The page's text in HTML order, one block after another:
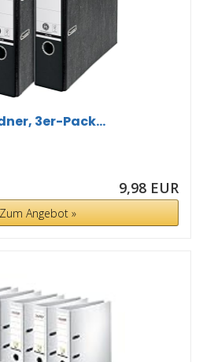
3er-Pack...
9,98 EUR
Angebot »